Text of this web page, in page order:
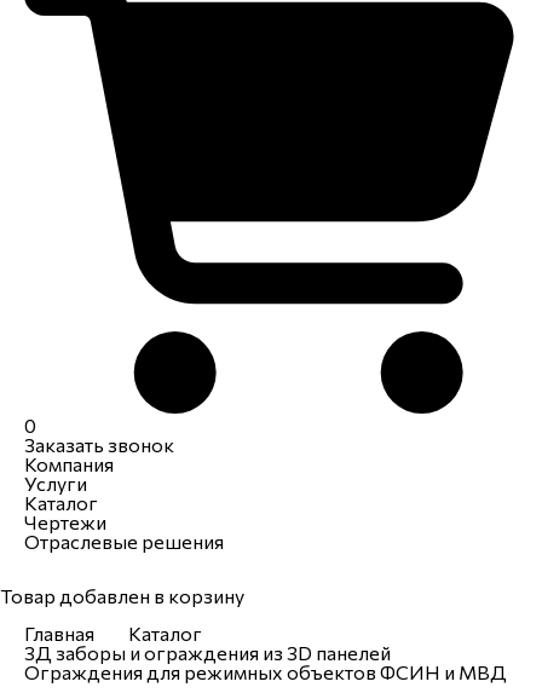
0
Заказать звонок
Компания
Услуги
Каталог
Чертежи
Отраслевые решения
Товар добавлен в корзину
Главная
Каталог
3Д заборы и ограждения из 3D панелей
Ограждения для режимных объектов ФСИН и МВД